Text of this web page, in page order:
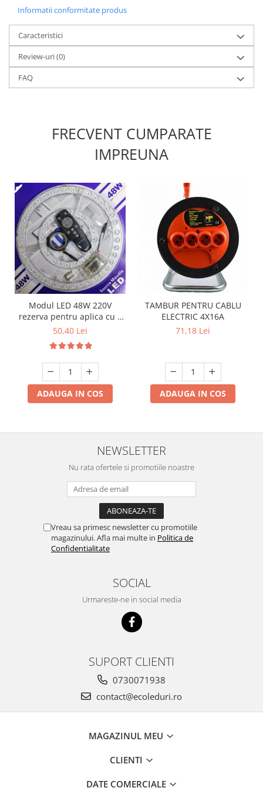
Informatii conformitate produs
Caracteristici
Review-uri(0)
FAQ
FRECVENT CUMPARATE
IMPREUNA
Modul LED 48W 220V
rezerva pentru aplica cu 3
Culori si telecomanda
50,40 Lei
ADAUGA IN COS
TAMBUR PENTRU CABLU
ELECTRIC 4X16A
71,18 Lei
ADAUGA IN COS
NEWSLETTER
Nu rata ofertele si promotiile noastre
Vreau sa primesc newsletter cu promotiile
magazinului. Afla mai multe in Politica de
Confidentialitate
SOCIAL
Urmareste-ne in social media
SUPORT CLIENTI
0730071938
contact@ecoleduri.ro
MAGAZINUL MEU
CLIENTI
DATE COMERCIALE